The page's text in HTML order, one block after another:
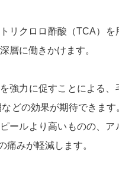
リクロロ酢酸（TCA）を
層に働きかけます。
強力に促すことによる、
どの効果が期待できます
ールより高いものの、ア
痛みが軽減します。